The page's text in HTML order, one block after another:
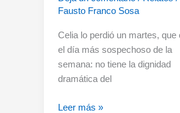
Fausto Franco Sosa
Celia lo perdió un martes, que
el día más sospechoso de la
semana: no tiene la dignidad
dramática del
LA
Leer más »